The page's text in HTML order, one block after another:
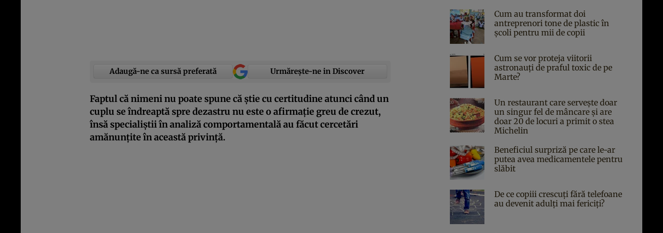
Adaugă-ne ca sursă preferată Urmărește-ne in Discover
Faptul că nimeni nu poate spune că știe cu certitudine atunci când un
cuplu se îndreaptă spre dezastru nu este o afirmație greu de crezut,
însă specialiștii în analiză comportamentală au făcut cercetări
amănunțite în această privință.
Cum au transformat doi
antreprenori tone de plastic în
școli pentru mii de copii
Cum se vor proteja viitorii
astronauți de praful toxic de pe
Marte?
Un restaurant care servește doar
un singur fel de mâncare și are
doar 20 de locuri a primit o stea
Michelin
Beneficiul surpriză pe care le-ar
putea avea medicamentele pentru
slăbit
De ce copiii crescuți fără telefoane
au devenit adulți mai fericiți?